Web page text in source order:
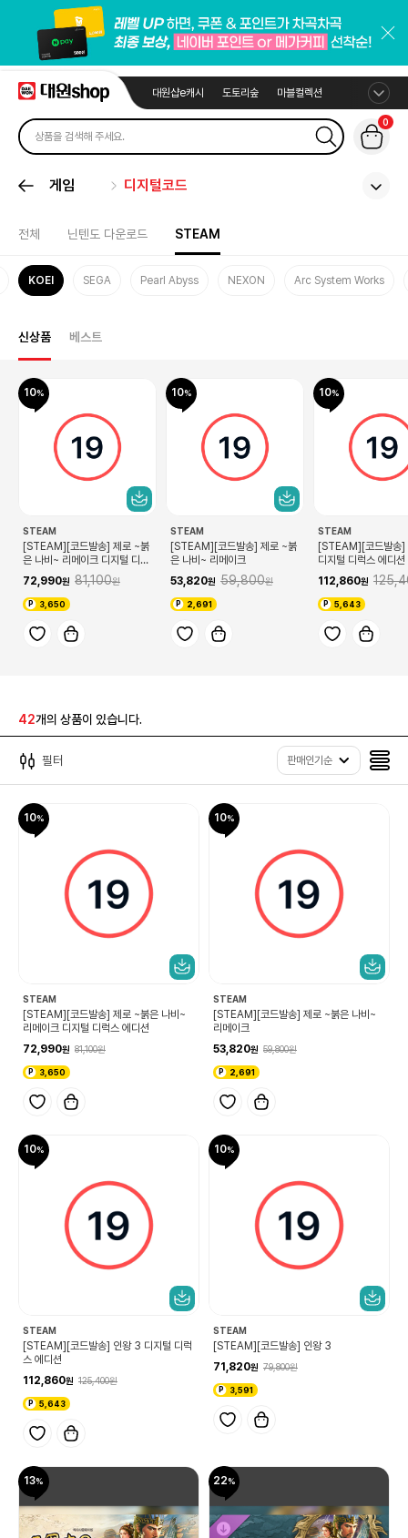
대원샵e캐시 도토리숲 마블컬렉션
0
게임 디지털코드
전체 닌텐도 다운로드 STEAM
KOEI SEGA Pearl Abyss NEXON Arc System Works
신상품 베스트
10
STEAM
[STEAM][코드발송] 제로 ~붉
은 나비~ 리메이크 디지털 디럭
72,990 81,100
3,650
10
STEAM
[STEAM][코드발송] 제로 ~붉
은 나비~ 리메이크
53,820
59,800
2,691
10
STEAM
[STEAM][코드발송]
디지털 디럭스 에디션
112,860
5,643
42개의 상품이 있습니다.
필터 판매인기순
10
STEAM
[STEAM][코드발송] 제로 ~붉은 나비~
리메이크 디지털 디럭스 에디션
72,990
81,100
3,650
10
STEAM
[STEAM][코드발송] 제로 ~붉은 나비~
리메이크
53,820
59,800
2,691
10
STEAM
[STEAM][코드발송] 인왕 3 디지털 디럭
스 에디션
112,860
125,400
5,643
10
STEAM
[STEAM][코드발송] 인왕 3
71,820
79,800
3,591
13 22